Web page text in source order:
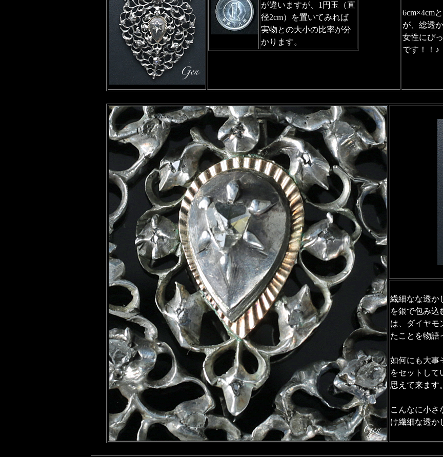
6cm×4cm
が、総透
女性にぴ
です！！♪
が違いますが、1円玉（直
径2cm）を置いてみれば
実物との大小の比率が分
かります。
繊細なな透か
を銀で包み込
は、ダイヤモ
たことを物語
如何にも大事
をセットして
思えて来ます。
こんなに小さ
け繊細な透か